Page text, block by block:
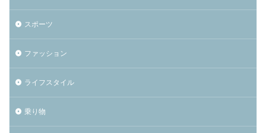
スポーツ
ファッション
ライフスタイル
乗り物